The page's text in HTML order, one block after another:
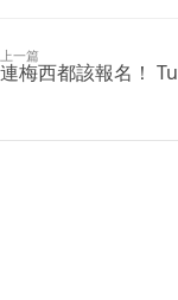
上一篇
連梅西都該報名！